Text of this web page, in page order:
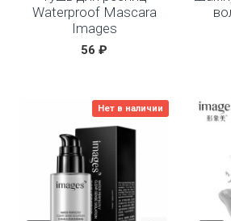
Waterproof Mascara
Images
56 ₽
Нет в наличии